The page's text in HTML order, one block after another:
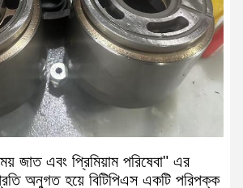
জাত এবং প্রিমিয়াম পরিষেবা" এর
অনুগত হয়ে বিটিপিএস একটি পরিপক্ক